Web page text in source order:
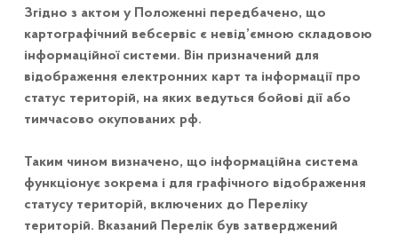
Згідно з актом у Положенні передбачено, що
картографічний вебсервіс є невід’ємною складовою
інформаційної системи. Він призначений для
відображення електронних карт та інформації про
статус територій, на яких ведуться бойові дії або
тимчасово окупованих рф.
Таким чином визначено, що інформаційна система
функціонує зокрема і для графічного відображення
статусу територій, включених до Переліку
територій. Вказаний Перелік був затверджений